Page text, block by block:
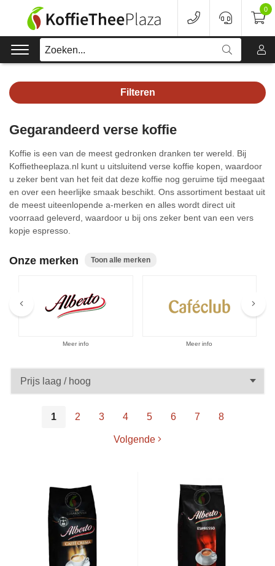
Zoeken...
0
Koffieapparaten
Voordeelverpakking
Onderhoud
Accessoires
Filteren
Gegarandeerd verse koffie
Koffie is een van de meest gedronken dranken ter wereld. Bij
Koffietheeplaza.nl kunt u uitsluitend verse koffie kopen, waardoor
u zeker bent van het feit dat deze koffie nog geruime tijd meegaat
en over een heerlijke smaak beschikt. Ons assortiment bestaat uit
de meest uiteenlopende a-merken en alles wordt direct uit
voorraad geleverd, waardoor u bij ons zeker bent van een vers
kopje espresso.
Onze merken Toon alle merken
Meer info Meer info
1 2 3 4 5 6 7 8
Volgende